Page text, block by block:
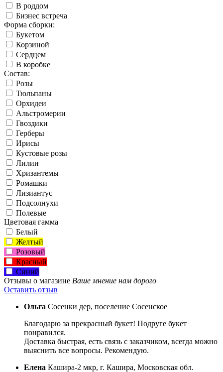
В роддом
Бизнес встреча
Форма сборки:
Букетом
Корзиной
Сердцем
В коробке
Состав:
Розы
Тюльпаны
Орхидеи
Альстромерии
Гвоздики
Герберы
Ирисы
Кустовые розы
Лилии
Хризантемы
Ромашки
Лизиантус
Подсолнухи
Полевые
Цветовая гамма
Белый
Желтый
Розовый
Красный
Синий
Отзывы о магазине Ваше мнение нам дорого
Оставить отзыв
Ольга Сосенки дер, поселение Сосенское
Благодарю за прекрасный букет! Подруге букет
понравился.
Доставка быстрая, есть связь с заказчиком, всегда можно
выяснить все вопросы. Рекомендую.
Елена Кашира-2 мкр, г. Кашира, Московская обл.